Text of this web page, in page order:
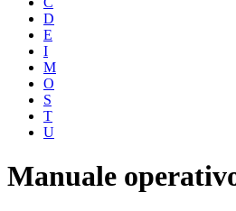
D
E
I
M
O
S
T
U
Manuale